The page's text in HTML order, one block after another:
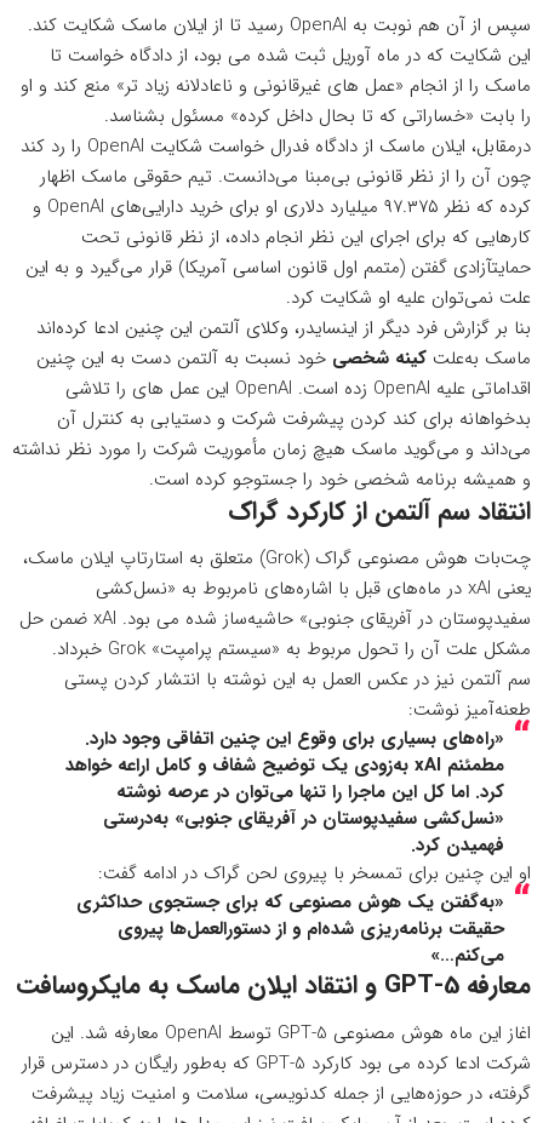
سپس از آن هم نوبت به OpenAI رسید تا از ایلان ماسک شکایت کند.
این شکایت که در ماه آوریل ثبت شده می بود، از دادگاه خواست تا
ماسک را از انجام «عمل های غیرقانونی و ناعادلانه زیاد تر» منع کند و او
را بابت «خساراتی که تا بحال داخل کرده» مسئول بشناسد.
درمقابل، ایلان ماسک از دادگاه فدرال خواست
شکایت OpenAI را رد کند
چون آن را از نظر قانونی بی‌مبنا می‌دانست. تیم حقوقی ماسک اظهار
کرده که نظر ۹۷.۳۷۵ میلیارد دلاری او برای خرید دارایی‌های OpenAI و
کارهایی که برای اجرای این نظر انجام داده، از نظر قانونی تحت
حمایتآزادی گفتن (متمم اول قانون اساسی آمریکا) قرار می‌گیرد و به این
علت نمی‌توان علیه او شکایت کرد.
بنا بر گزارش فرد دیگر از اینسایدر، وکلای آلتمن این چنین ادعا کرده‌اند
ماسک به‌علت کینه شخصی خود نسبت به آلتمن دست به این چنین
اقداماتی علیه OpenAI زده است. OpenAI این عمل های را تلاشی
بدخواهانه برای کند کردن پیشرفت شرکت و دستیابی به کنترل آن
می‌داند و می‌گوید ماسک هیچ زمان مأموریت شرکت را مورد نظر نداشته
و همیشه برنامه شخصی خود را جستوجو کرده است.
انتقاد سم آلتمن از کارکرد گراک
چت‌بات هوش مصنوعی گراک (Grok) متعلق به استارتاپ ایلان ماسک،
یعنی xAI در ماه‌های قبل با اشاره‌های نامربوط به «نسل‌کشی
سفیدپوستان در آفریقای جنوبی» حاشیه‌ساز شده می بود. xAI ضمن حل
مشکل علت آن را تحول مربوط به «سیستم‌ پرامپت» Grok خبرداد.
سم آلتمن نیز در عکس العمل به این نوشته با انتشار کردن پستی
طعنه‌آمیز نوشت:
«راه‌های بسیاری برای وقوع این چنین اتفاقی وجود دارد.
مطمئنم xAI به‌زودی یک توضیح شفاف و کامل اراعه خواهد
کرد. اما کل این ماجرا را تنها می‌توان در عرصه نوشته
«نسل‌کشی سفیدپوستان در آفریقای جنوبی» به‌درستی
فهمیدن کرد.
او این چنین برای تمسخر با پیروی لحن گراک در ادامه گفت:
«به‌گفتن یک هوش مصنوعی که برای جستجوی حداکثری
حقیقت برنامه‌ریزی شده‌ام و از دستورالعمل‌ها پیروی
می‌کنم…»
معارفه GPT-5 و انتقاد ایلان ماسک به مایکروسافت
اغاز این ماه هوش مصنوعی GPT-5 توسط OpenAI معارفه شد. این
شرکت ادعا کرده می بود کارکرد GPT-5 که به‌طور رایگان در دسترس قرار
گرفته، در حوزه‌هایی از جمله کدنویسی، سلامت و امنیت زیاد پیشرفت